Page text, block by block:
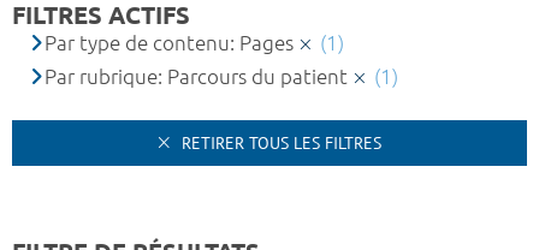
FILTRES ACTIFS
Par type de contenu: Pages
(1)
Par rubrique: Parcours du patient
(1)
RETIRER TOUS LES FILTRES